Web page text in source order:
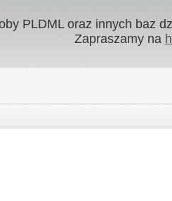
PLDML oraz innych baz
Zapraszamy na